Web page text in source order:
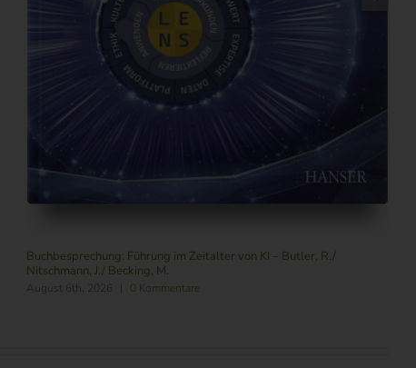
Buchbesprechung: Raus aus der Bubble – Trott, D.
Juli 28th, 2026 | 0 Kommentare